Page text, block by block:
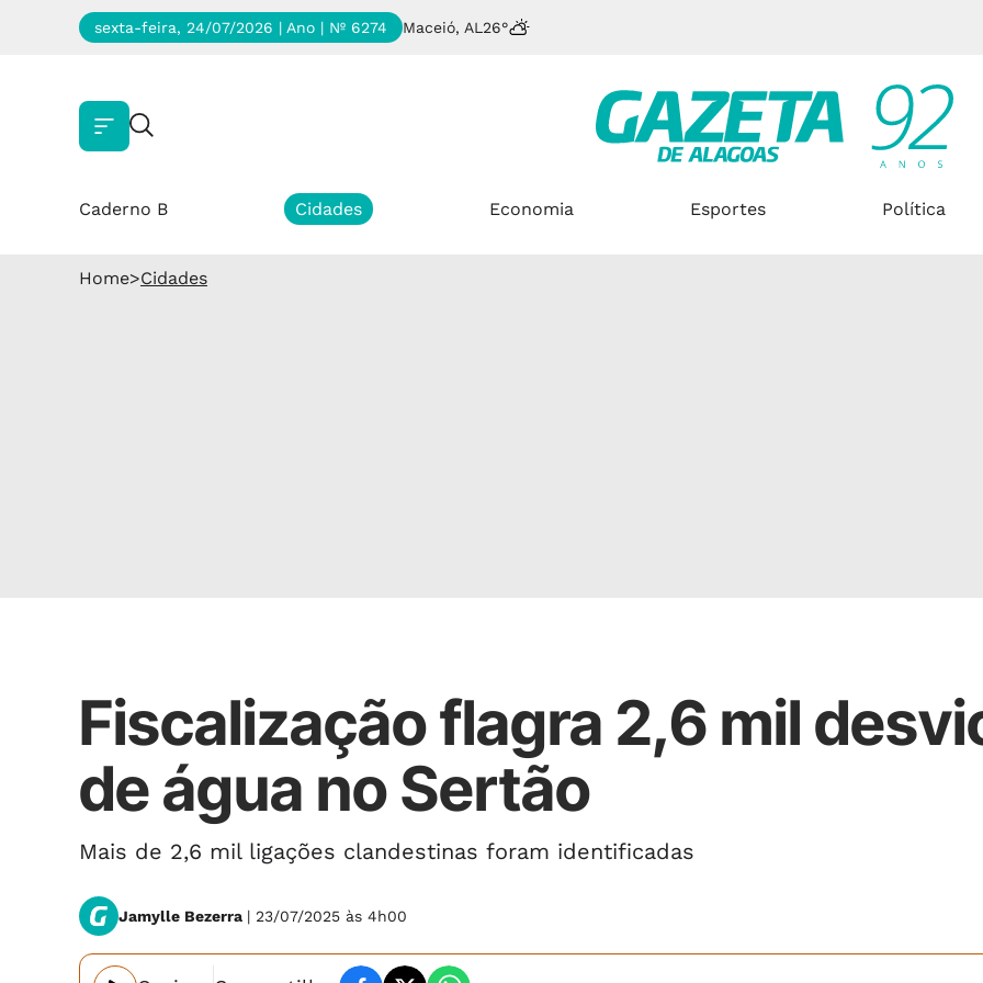
sexta-feira, 24/07/2026 | Ano | Nº 6274 Maceió, AL 26°
Caderno B Cidades Economia Esportes Política
Home>Cidades
Fiscalização flagra 2,6 mil
de água no Sertão
Mais de 2,6 mil ligações clandestinas foram identificadas
Jamylle Bezerra | 23/07/2025 às 4h00